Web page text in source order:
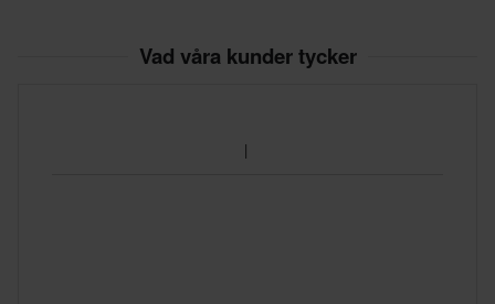
Vad våra kunder tycker